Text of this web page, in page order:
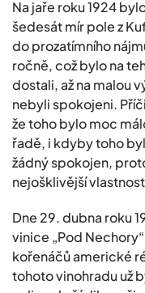
Na jaře roku 1924
šedesát mír pole z
do prozatímního
ročně, což bylo na
dostali, až na malou
nebyli spokojeni.
že toho bylo moc
řadě, i kdyby toho
žádný spokojen,
nejošklivější
Dne 29. dubna roku
vinice „Pod
kořenáčů americké
tohoto vinohradu už